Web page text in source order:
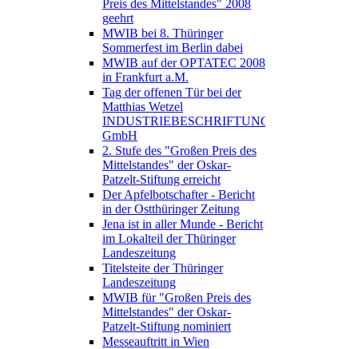
Preis des Mittelstandes" 2008
geehrt
MWIB bei 8. Thüringer
Sommerfest im Berlin dabei
MWIB auf der OPTATEC 2008
in Frankfurt a.M.
Tag der offenen Tür bei der
Matthias Wetzel
INDUSTRIEBESCHRIFTUNGEN
GmbH
2. Stufe des "Großen Preis des
Mittelstandes" der Oskar-
Patzelt-Stiftung erreicht
Der Apfelbotschafter - Bericht
in der Ostthüringer Zeitung
Jena ist in aller Munde - Bericht
im Lokalteil der Thüringer
Landeszeitung
Titelsteite der Thüringer
Landeszeitung
MWIB für "Großen Preis des
Mittelstandes" der Oskar-
Patzelt-Stiftung nominiert
Messeauftritt in Wien